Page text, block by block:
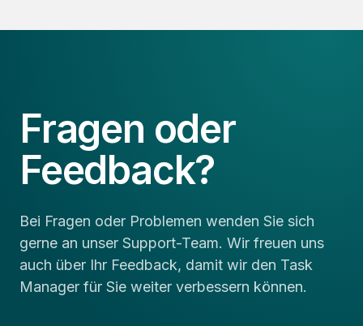
Fragen oder
Feedback?
Bei Fragen oder Problemen wenden Sie sich
gerne an unser Support-Team. Wir freuen uns
auch über Ihr Feedback, damit wir den Task
Manager für Sie weiter verbessern können.